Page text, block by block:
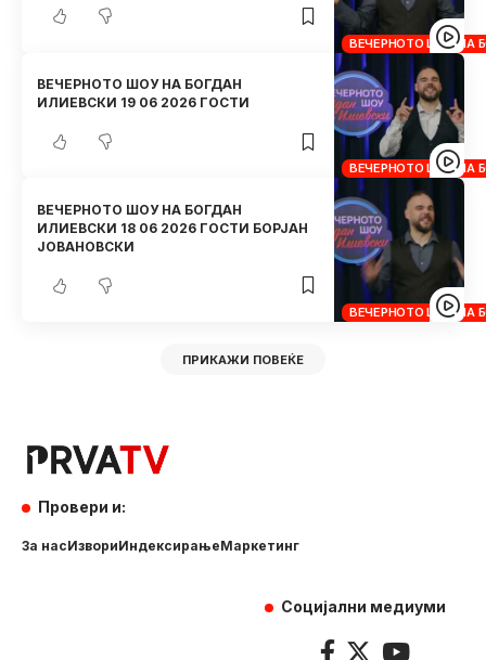
ВЕЧЕРНОТО ШОУ НА
ВЕЧЕРНОТО ШОУ НА
ВЕЧЕРНОТО ШОУ НА БОГДАН
ИЛИЕВСКИ 19 06 2026 ГОСТИ
ВЕЧЕРНОТО ШОУ НА
ВЕЧЕРНОТО ШОУ НА БОГДАН
ИЛИЕВСКИ 18 06 2026 ГОСТИ БОРЈАН
ЈОВАНОВСКИ
ПРИКАЖИ ПОВЕЌЕ
Провери и:
За насИзвориИндексирањеМаркетинг
Социјални медиуми